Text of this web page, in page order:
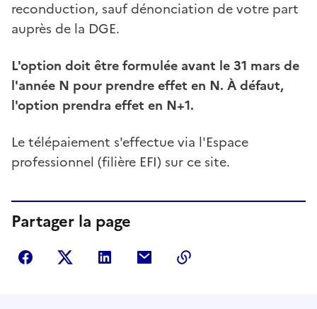
reconduction, sauf dénonciation de votre part
auprès de la DGE.
L'option doit être formulée avant le 31 mars de
l'année N pour prendre effet en N. À défaut,
l'option prendra effet en N+1.
Le télépaiement s'effectue via l'Espace
professionnel (filière EFI) sur ce site.
Partager la page
Partager sur Facebook
Partager sur Twitter
Partager sur LinkedIn
Partager par courriel